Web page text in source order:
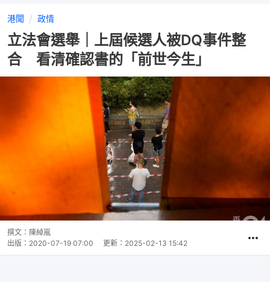
港聞 政情
立法會選舉｜上屆候選人被DQ事件整
合 看清確認書的「前世今生」
撰文： 陳綽嵐
出版： 2020-07-19 07:00 更新： 2025-02-13 15:42